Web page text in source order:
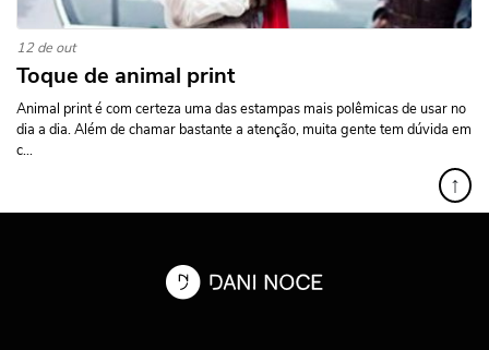
12 de out
Toque de animal print
Animal print é com certeza uma das estampas mais polêmicas de usar no
dia a dia. Além de chamar bastante a atenção, muita gente tem dúvida em
c...
↑